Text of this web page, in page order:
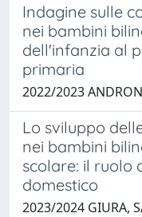
Indagine sulle
nei bambini
dell'infanzia al
primaria
2022/2023
Lo sviluppo
nei bambini
scolare: il ruolo
domestico
2023/2024 GIURA,